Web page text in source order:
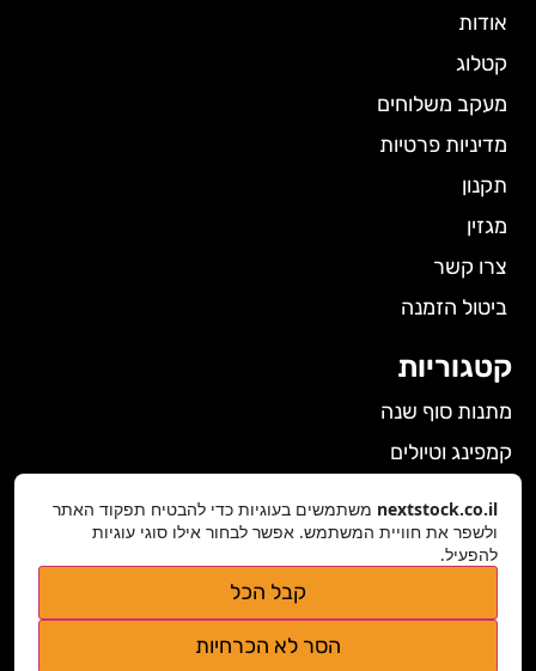
אודות
קטלוג
מעקב משלוחים
מדיניות פרטיות
תקנון
מגזין
צרו קשר
ביטול הזמנה
קטגוריות
מתנות סוף שנה
קמפינג וטיולים
גאדג'טים
nextstock.co.il@gmail.com
nextstock.co.il משתמשים בעוגיות כדי להבטיח תפקוד האתר
ולשפר את חוויית המשתמש. אפשר לבחור אילו סוגי עוגיות
להפעיל.
קבל הכל
הסר לא הכרחיות